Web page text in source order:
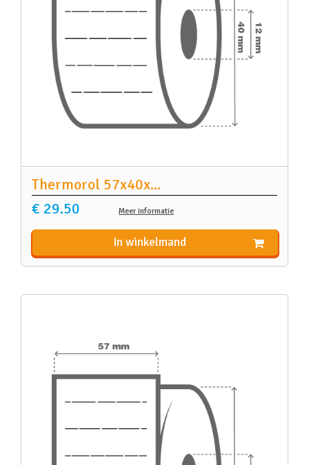
Thermorol 57x40x...
€ 29.50
Meer informatie
In winkelmand